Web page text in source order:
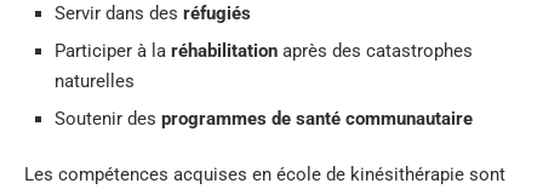
Servir dans des réfugiés
Participer à la réhabilitation après des catastrophes
naturelles
Soutenir des programmes de santé communautaire
Les compétences acquises en école de kinésithérapie sont